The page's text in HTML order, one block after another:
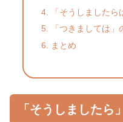
「そうしましたら
「つきましては」
まとめ
「そうしましたら